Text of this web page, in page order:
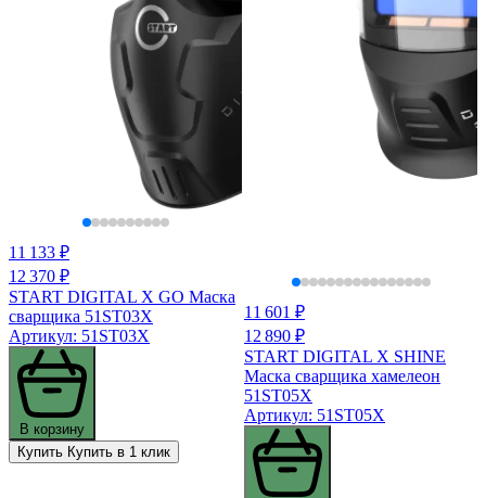
11 133 ₽
12 370 ₽
START DIGITAL X GO Маска
сварщика 51ST03X
Артикул: 51ST03X
В корзину
Купить Купить в 1 клик
11 601 ₽
12 890 ₽
START DIGITAL X SHINE
Маска сварщика хамелеон
51ST05X
Артикул: 51ST05X